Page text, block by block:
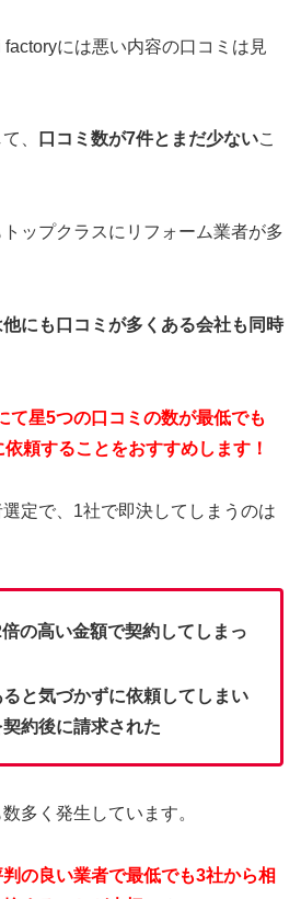
には悪い内容の口コミは見
、 口コミ数が7件とまだ少ないこ
ップクラスにリフォーム業者が多
にも口コミが多くある会社も同時
て星5つの口コミの数が最低でも
頼することをおすすめします！
定で、1社で即決してしまうのは
の高い金額で契約してしまっ
と気づかずに依頼してしまい
約後に請求された
多く発生しています。
の良い業者で最低でも3社から相